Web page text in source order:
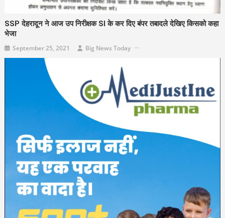
SSP देहरादून ने आज उप निरीक्षक SI के कर दिए बंपर तबादले देखिए किसको कहा
भेजा
September 25, 2021 Big News Today